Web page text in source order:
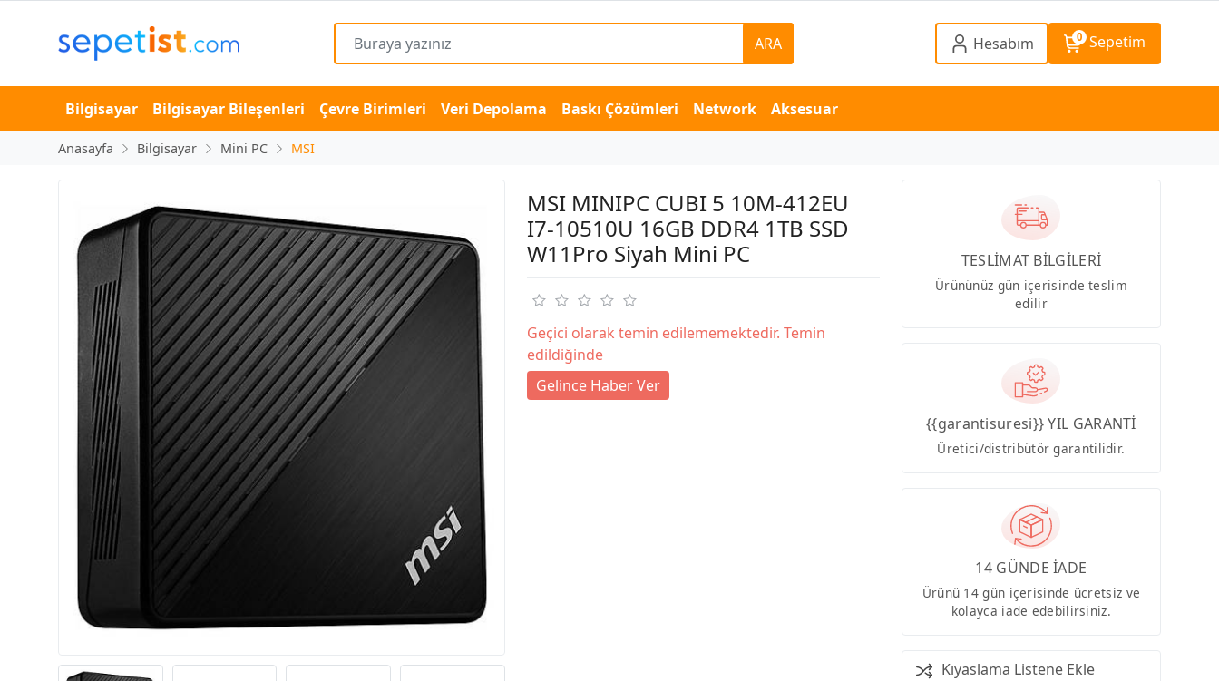
ARA Hesabım 0 Sepetim
Bilgisayar Bilgisayar Bileşenleri Çevre Birimleri Veri Depolama Baskı Çözümleri Network Aksesuar
Anasayfa Bilgisayar Mini PC MSI
MSI MINIPC CUBI 5 10M-412EU
I7-10510U 16GB DDR4 1TB SSD
W11Pro Siyah Mini PC
Geçici olarak temin edilememektedir. Temin
edildiğinde
Gelince Haber Ver
TESLİMAT BİLGİLERİ
Ürününüz gün içerisinde teslim
edilir
{{garantisuresi}} YIL GARANTİ
Üretici/distribütör garantilidir.
14 GÜNDE İADE
Ürünü 14 gün içerisinde ücretsiz ve
kolayca iade edebilirsiniz.
Kıyaslama Listene Ekle